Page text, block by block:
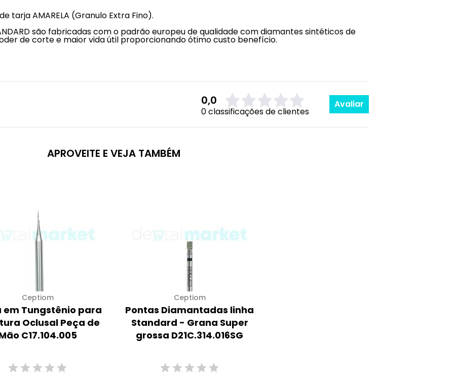
tarja AMARELA (Granulo Extra Fino).
são fabricadas com o padrão europeu de qualidade com diamantes sintéticos de
de corte e maior vida útil proporcionando ótimo custo benefício.
0,0
0 classificações de clientes
Avaliar
APROVEITE E VEJA TAMBÉM
Ceptiom
em Tungstênio para
Oclusal Peça de
C17.104.005
Ceptiom
Pontas Diamantadas linha
Standard - Grana Super
grossa D21C.314.016SG